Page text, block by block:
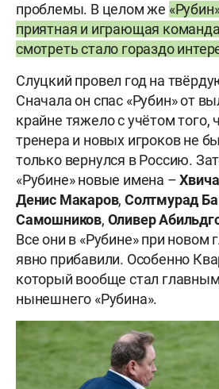
проблемы. В целом же
приятная и играющая
смотреть стало гораздо
Слуцкий провел год на
Сначала он спас «Рубин» от
крайне тяжело с учётом того,
тренера и новых игроков не
только вернулся в Россию.
«Рубине» новые имена –Хвича
Денис Макаров,Солтмурад
Самошников, Оливер
Все они в «Рубине» при новом
явно прибавили. Особенно
который вообще стал
нынешнего «Рубина».